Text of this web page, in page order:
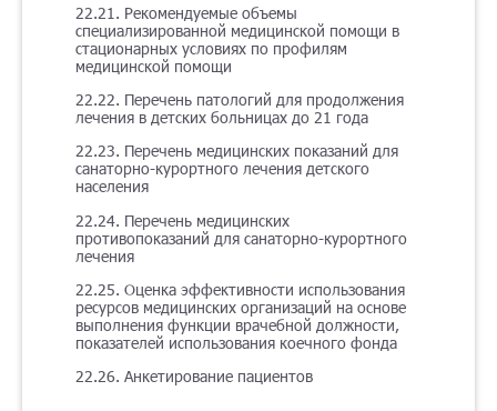
22.21. Рекомендуемые объемы
специализированной медицинской помощи в
стационарных условиях по профилям
медицинской помощи
22.22. Перечень патологий для продолжения
лечения в детских больницах до 21 года
22.23. Перечень медицинских показаний для
санаторно-курортного лечения детского
населения
22.24. Перечень медицинских
противопоказаний для санаторно-курортного
лечения
22.25. Оценка эффективности использования
ресурсов медицинских организаций на основе
выполнения функции врачебной должности,
показателей использования коечного фонда
22.26. Анкетирование пациентов